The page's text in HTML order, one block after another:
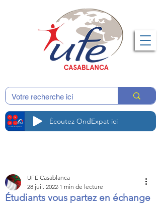
Écoutez OndExpat ici
Étudiants vous partez en échange
UFE Casablanca
28 juil. 2022 1 min de lecture